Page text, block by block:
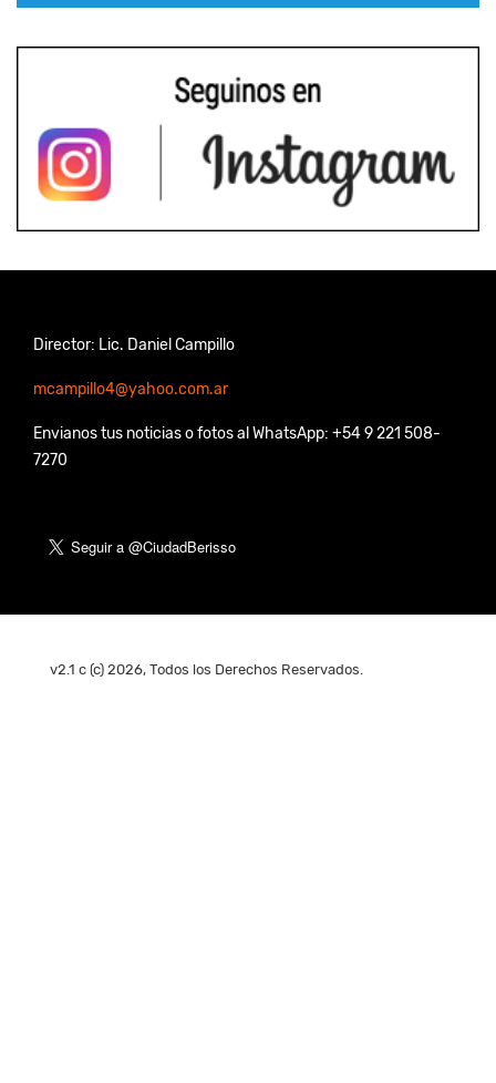
Director: Lic. Daniel Campillo
mcampillo4@yahoo.com.ar
Envianos tus noticias o fotos al WhatsApp: +54 9 221 508-
7270
v2.1 c (c) 2026, Todos los Derechos Reservados.